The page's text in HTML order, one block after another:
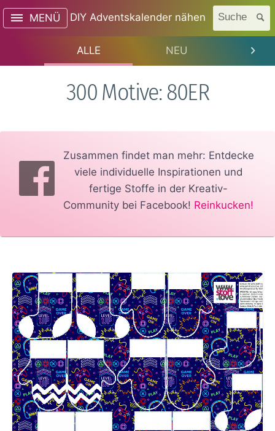
MENÜ DIY Adventskalender nähen Suche
ALLE NEU
300 Motive: 80ER
Zusammen findet man mehr: Entdecke
viele individuelle Inspirationen und
fertige Stoffe in der Kreativ-
Community bei Facebook! Reinkucken!